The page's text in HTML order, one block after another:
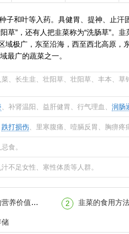
子和叶等入药。具健胃、提神、止汗
草”，还有人把韭菜称为“洗肠草”。
域极广，东至沿海，西至西北高原，
最广的蔬菜之一。
、长生韭、壮阳草、壮阳草、丰本、草
、补肾温阳、益肝健胃、行气理血、 润肠
跌打损伤 、里寒腹痛、噎膈反胃、胸痹疼
食。
不足女性、寒性体质等人群。
_韭菜的适合体质 2 韭菜的食用方
储